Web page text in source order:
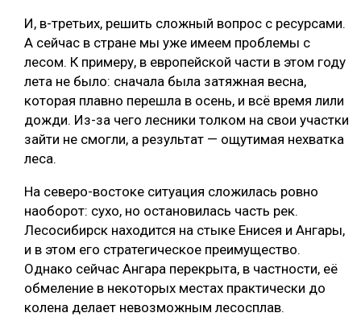
И, в-третьих, решить сложный вопрос с ресурсами.
А сейчас в стране мы уже имеем проблемы с
лесом. К примеру, в европейской части в этом году
лета не было: сначала была затяжная весна,
которая плавно перешла в осень, и всё время лили
дожди. Из-за чего лесники толком на свои участки
зайти не смогли, а результат — ощутимая нехватка
леса.
На северо-востоке ситуация сложилась ровно
наоборот: сухо, но остановилась часть рек.
Лесосибирск находится на стыке Енисея и Ангары,
и в этом его стратегическое преимущество.
Однако сейчас Ангара перекрыта, в частности, её
обмеление в некоторых местах практически до
колена делает невозможным лесосплав.